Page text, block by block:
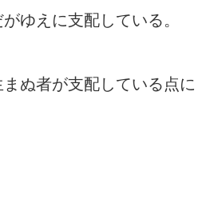
ゆえに支配している。
ぬ者が支配している点に